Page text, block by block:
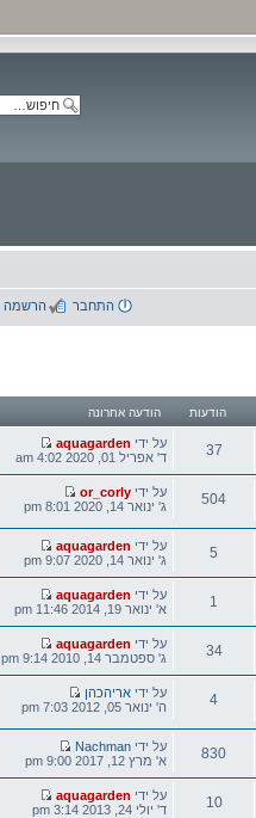
הרשמה התחבר
הודעות הודעה אחרונה
37
הודעות
הודעה
אחרונה
על ידי aquagarden
ד' אפריל 01, 2020 4:02 am
504
הודעות
הודעה
אחרונה
על ידי or_corly
ג' ינואר 14, 2020 8:01 pm
5
הודעות
הודעה
אחרונה
על ידי aquagarden
ג' ינואר 14, 2020 9:07 pm
1
הודעות
הודעה
אחרונה
על ידי aquagarden
א' ינואר 19, 2014 11:46 pm
34
הודעות
הודעה
אחרונה
על ידי aquagarden
ג' ספטמבר 14, 2010 9:14 pm
4
הודעות
הודעה
אחרונה
על ידי אריהכהן
ה' ינואר 05, 2012 7:03 pm
830
הודעות
הודעה
אחרונה
על ידי Nachman
א' מרץ 12, 2017 9:00 pm
10
הודעה
אחרונה
על ידי aquagarden
ד' יולי 24, 2013 3:14 pm